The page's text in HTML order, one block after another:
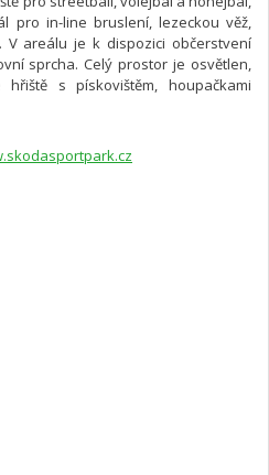
pro in-line bruslení, lezeckou věž,
V areálu je k dispozici občerstvení
sprcha. Celý prostor je osvětlen,
s pískovištěm, houpačkami